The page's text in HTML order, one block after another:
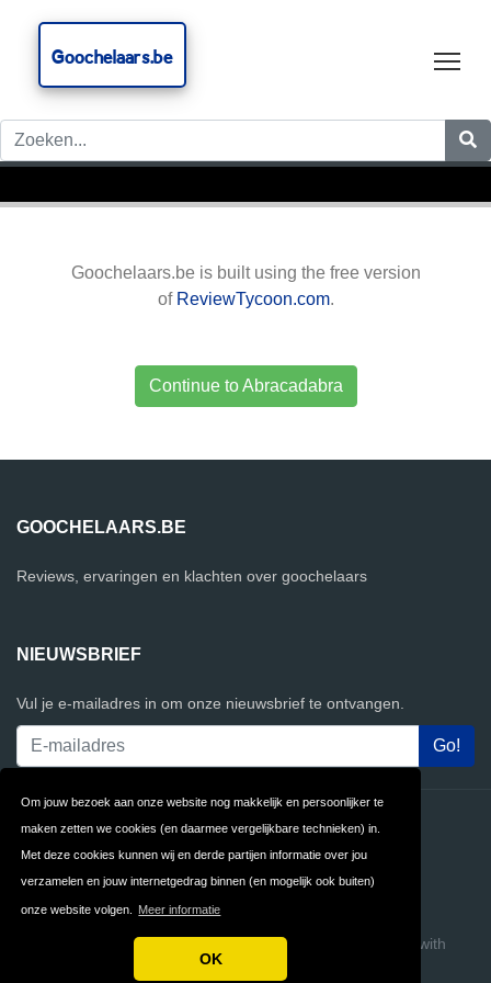
Om jouw bezoek aan onze website nog makkelijk en persoonlijker te
maken zetten we cookies (en daarmee vergelijkbare technieken) in.
Met deze cookies kunnen wij en derde partijen informatie over jou
verzamelen en jouw internetgedrag binnen (en mogelijk ook buiten)
onze website volgen. Meer informatie
OK
Goochelaars.be
Goochelaars.be is built using the free version
of ReviewTycoon.com.
Continue to Abracadabra
GOOCHELAARS.BE
Reviews, ervaringen en klachten over goochelaars
NIEUWSBRIEF
Vul je e-mailadres in om onze nieuwsbrief te ontvangen.
Contact Privacy
Algemene FAQ
Copyright © 2026 Goochelaars.be
Build review sites with
ReviewTycoon